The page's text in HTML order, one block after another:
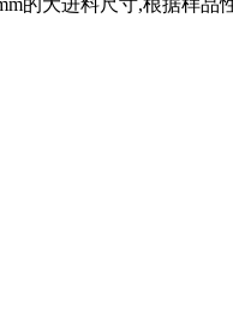
的大进料尺寸,根据样品